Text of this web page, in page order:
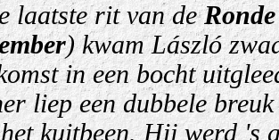
laatste rit van de
) kwam László
in een bocht
liep een dubbele
kuitbeen. Hij werd 's